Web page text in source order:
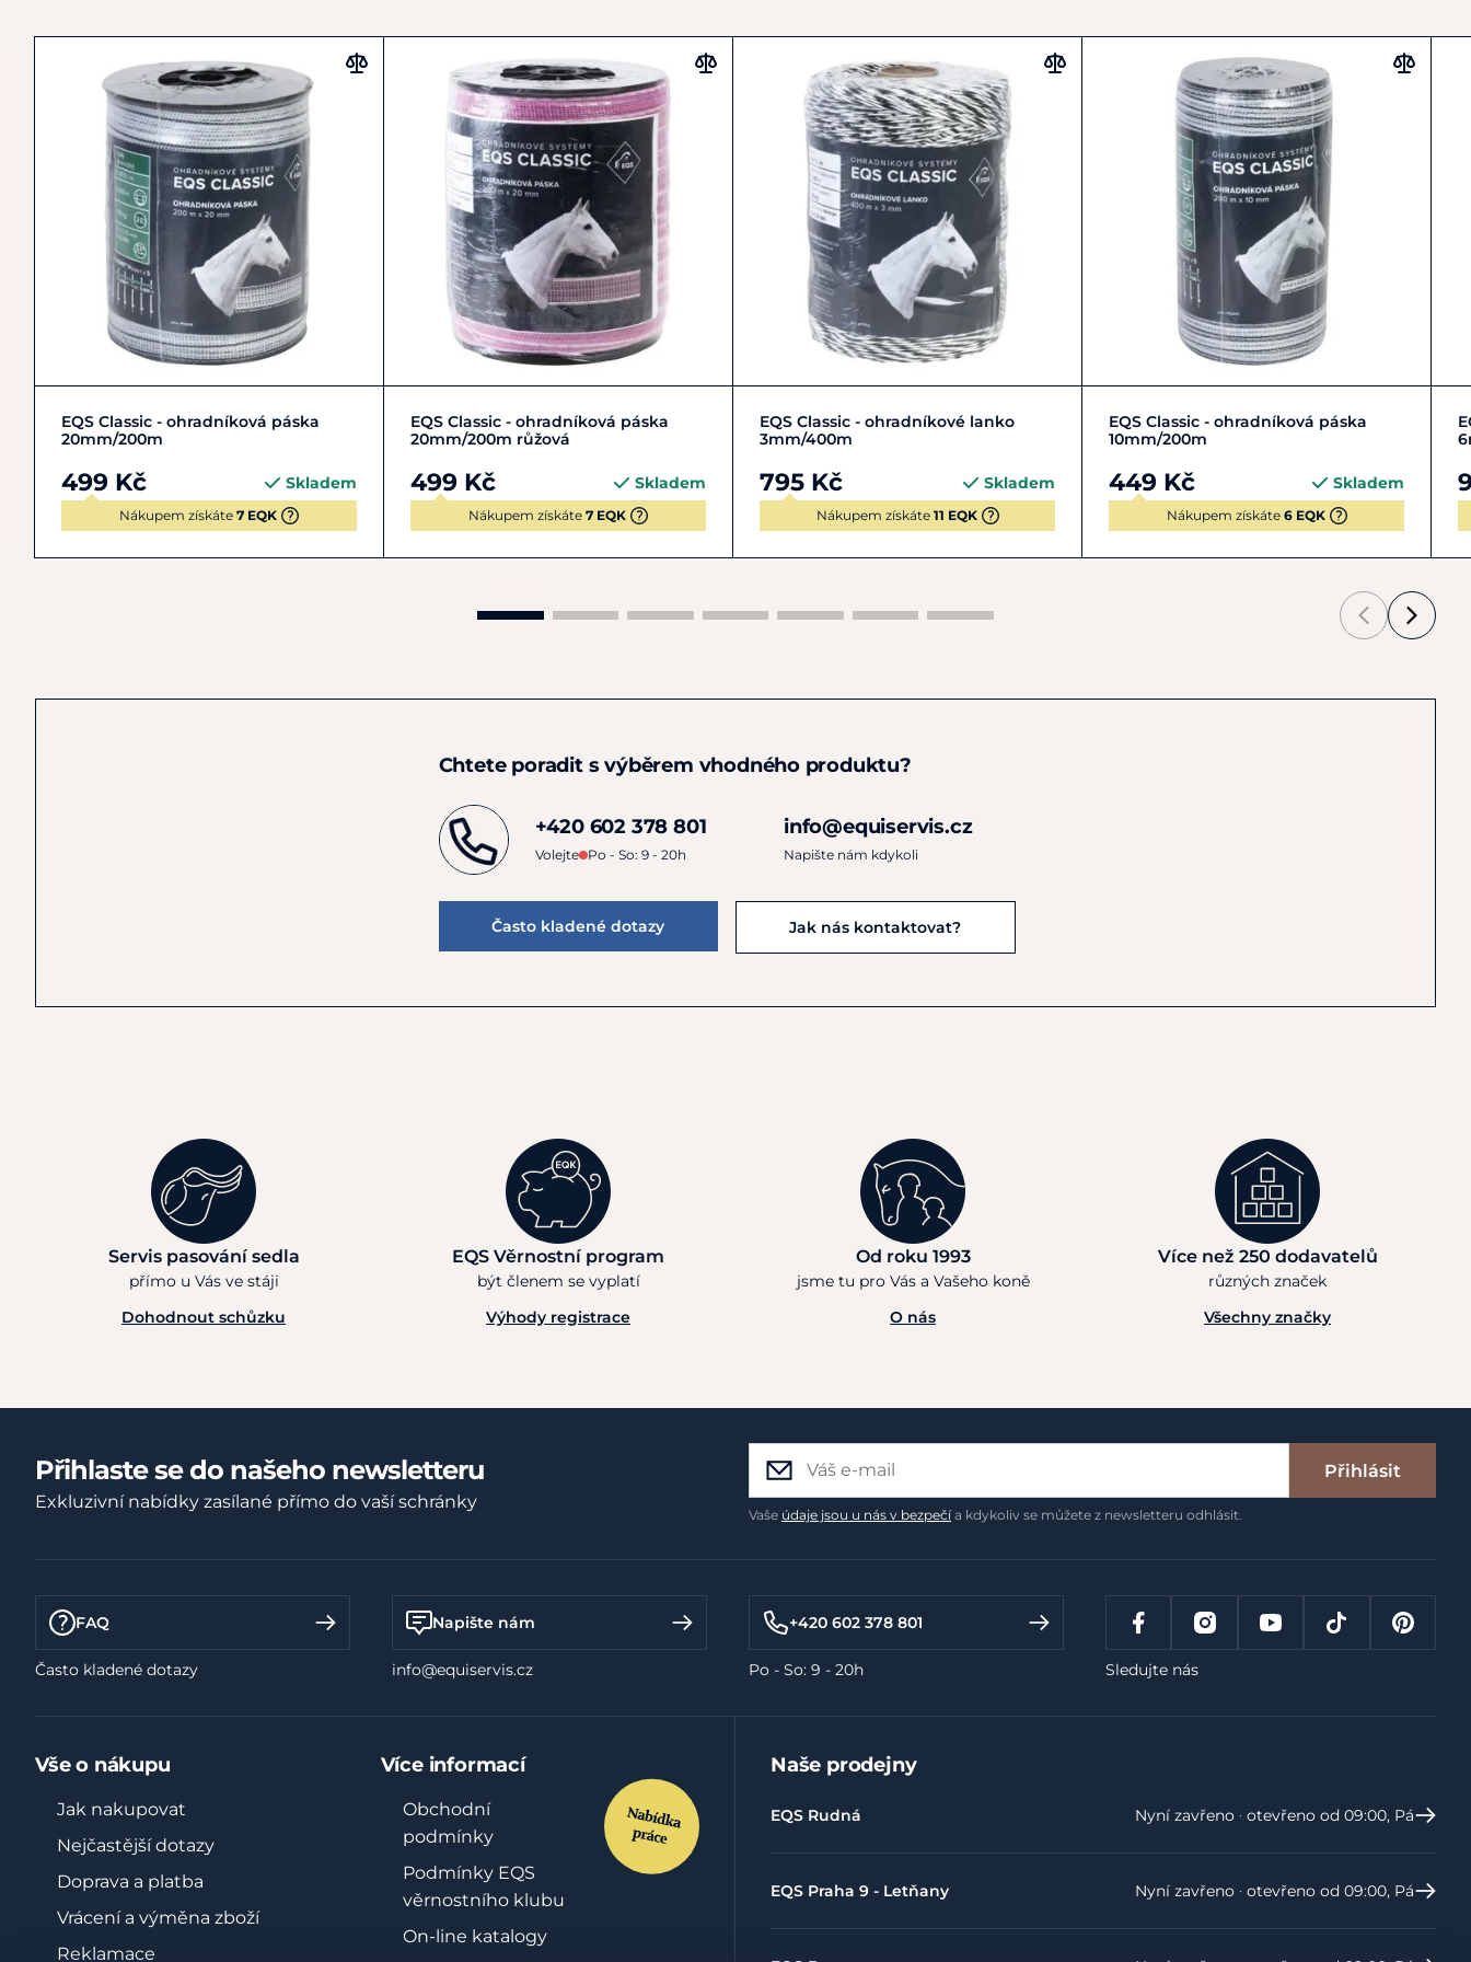
Do košíku
EQS Classic - ohradníková páska
20mm/200m
499 Kč Skladem
Nákupem získáte 7 EQK
Do košíku
EQS Classic - ohradníková páska
20mm/200m růžová
499 Kč Skladem
Nákupem získáte 7 EQK
Do košíku
EQS Classic - ohradníkové lanko
3mm/400m
795 Kč Skladem
Nákupem získáte 11 EQK
Do košíku
EQS Classic - ohradníková páska
10mm/200m
449 Kč Skladem
Nákupem získáte 6 EQK
Chtete poradit s výběrem vhodného produktu?
+420 602 378 801
Volejte Po - So: 9 - 20h
info@equiservis.cz
Napište nám kdykoli
Často kladené dotazy Jak nás kontaktovat?
Servis pasování sedla
přímo u Vás ve stáji
Dohodnout schůzku
EQS Věrnostní program
být členem se vyplatí
Výhody registrace
Od roku 1993
jsme tu pro Vás a Vašeho koně
O nás
Více než 250 dodavatelů
různých značek
Všechny značky
Přihlaste se do našeho newsletteru
Exkluzivní nabídky zasílané přímo do vaší schránky
Přihlásit
Vaše údaje jsou u nás v bezpečía kdykoliv se můžete z newsletteru odhlásit.
FAQ
Často kladené dotazy
Napište nám
info@equiservis.cz
+420 602 378 801
Po - So: 9 - 20h Sledujte nás
Vše o nákupu
Jak nakupovat
Nejčastější dotazy
Doprava a platba
Vrácení a výměna zboží
Reklamace
Více informací
Obchodní
podmínky
Podmínky EQS
věrnostního klubu
On-line katalogy
Naše prodejny
EQS Rudná Nyní zavřeno ‧ otevřeno od 09:00, Pá
EQS Praha 9 - Letňany Nyní zavřeno ‧ otevřeno od 09:00, Pá